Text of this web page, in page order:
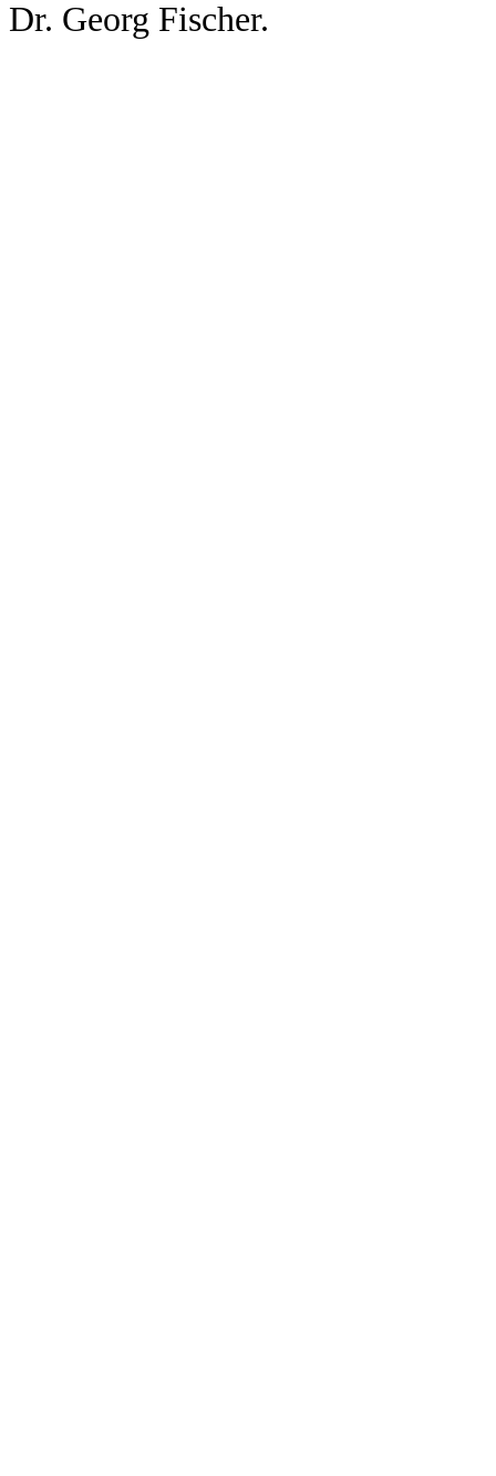
Dr. Georg Fischer.